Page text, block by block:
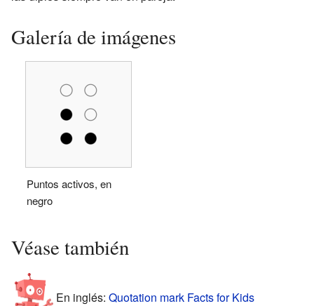
Galería de imágenes
Puntos activos, en
negro
Véase también
En inglés: Quotation mark Facts for Kids